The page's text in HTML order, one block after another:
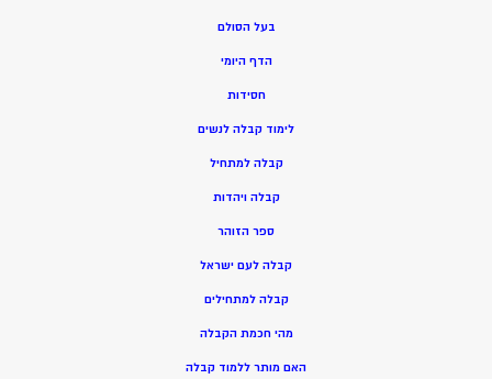
בעל הסולם
הדף היומי
חסידות
לימוד קבלה לנשים
קבלה למתחיל
קבלה ויהדות
ספר הזוהר
קבלה לעם ישראל
קבלה למתחילים
מהי חכמת הקבלה
האם מותר ללמוד קבלה